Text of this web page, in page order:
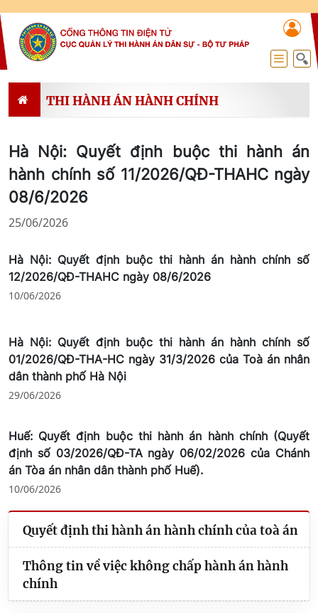
THI HÀNH ÁN HÀNH CHÍNH
Hà Nội: Quyết định buộc thi hành án
hành chính số 11/2026/QĐ-THAHC ngày
08/6/2026
25/06/2026
Hà Nội: Quyết định buộc thi hành án hành chính số
12/2026/QĐ-THAHC ngày 08/6/2026
10/06/2026
Hà Nội: Quyết định buộc thi hành án hành chính số
01/2026/QĐ-THA-HC ngày 31/3/2026 của Toà án nhân
dân thành phố Hà Nội
29/06/2026
Huế: Quyết định buộc thi hành án hành chính (Quyết
định số 03/2026/QĐ-TA ngày 06/02/2026 của Chánh
án Tòa án nhân dân thành phố Huế).
10/06/2026
Quyết định thi hành án hành chính của toà án
Thông tin về việc không chấp hành án hành
chính